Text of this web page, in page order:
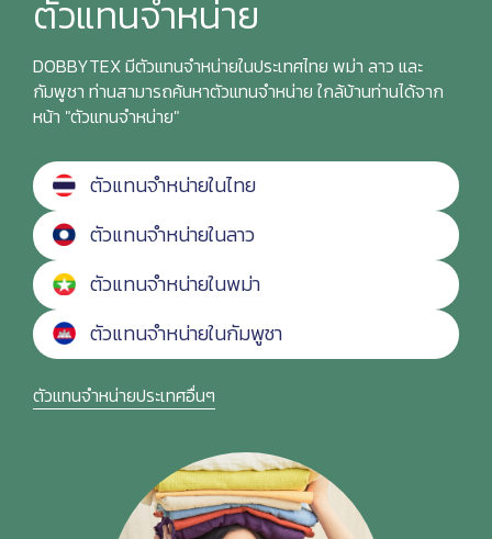
ตัวแทนจำหน่าย
DOBBYTEX มีตัวแทนจำหน่ายในประเทศไทย พม่า ลาว และ
กัมพูชา ท่านสามารถค้นหาตัวแทนจำหน่าย ใกล้บ้านท่านได้จาก
หน้า "ตัวแทนจำหน่าย"
ตัวแทนจำหน่ายในไทย
ตัวแทนจำหน่ายในลาว
ตัวแทนจำหน่ายในพม่า
ตัวแทนจำหน่ายในกัมพูชา
ตัวแทนจำหน่ายประเทศอื่นๆ